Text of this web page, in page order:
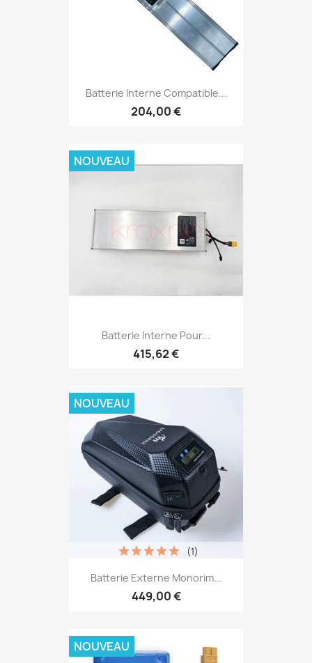
Batterie Interne Compatible...
204,00 €
Batterie Interne Pour...
415,62 €
NOUVEAU
Batterie Externe Monorim...
449,00 €
(1)
NOUVEAU
NOUVEAU